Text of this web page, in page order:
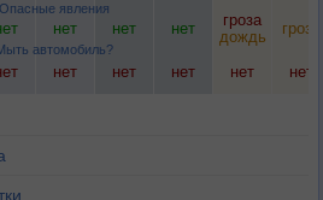
Опасные явления
автомобиль?
нет нет нет
гроза
дождь
гроза
нет нет нет нет нет